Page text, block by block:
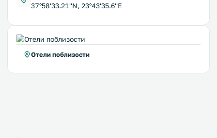
37°58'33.21''N, 23°43'35.6''E
Отели поблизости